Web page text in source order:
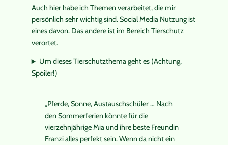
Auch hier habe ich Themen verarbeitet, die mir
persönlich sehr wichtig sind. Social Media Nutzung ist
eines davon. Das andere ist im Bereich Tierschutz
verortet.
Um dieses Tierschutzthema geht es (Achtung,
Spoiler!)
„Pferde, Sonne, Austauschschüler … Nach
den Sommerferien könnte für die
vierzehnjährige Mia und ihre beste Freundin
Franzi alles perfekt sein. Wenn da nicht ein